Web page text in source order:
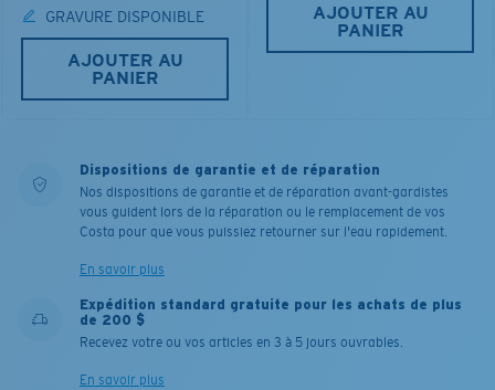
GRAVURE DISPONIBLE
AJOUTER AU
PANIER
AJOUTER AU
PANIER
Dispositions de garantie et de réparation
Nos dispositions de garantie et de réparation avant-gardistes
vous guident lors de la réparation ou le remplacement de vos
Costa pour que vous puissiez retourner sur l'eau rapidement.
En savoir plus
Expédition standard gratuite pour les achats de plus
de 200 $
Recevez votre ou vos articles en 3 à 5 jours ouvrables.
En savoir plus